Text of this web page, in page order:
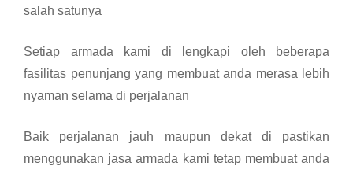
salah satunya
Setiap armada kami di lengkapi oleh beberapa
fasilitas penunjang yang membuat anda merasa lebih
nyaman selama di perjalanan
Baik perjalanan jauh maupun dekat di pastikan
menggunakan jasa armada kami tetap membuat anda